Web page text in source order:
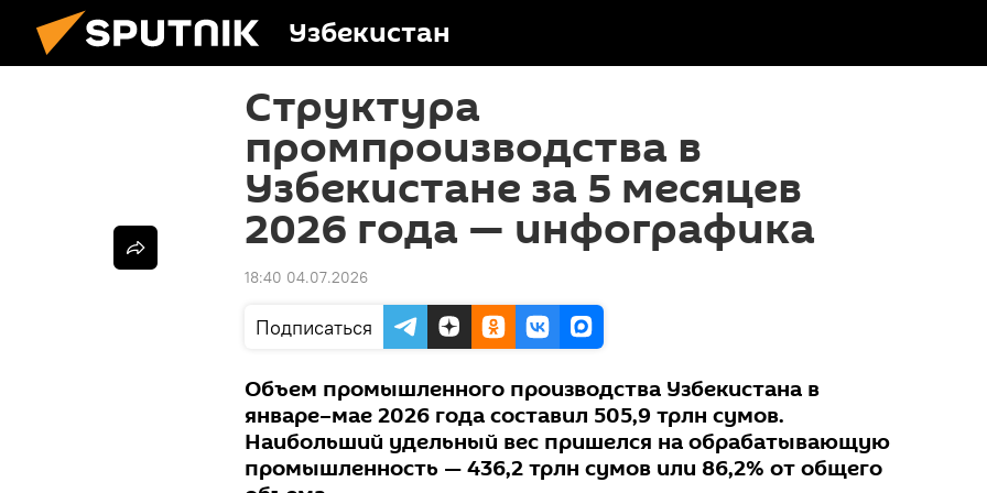
Узбекистан
Структура
промпроизводства в
Узбекистане за 5 месяцев
2026 года — инфографика
18:40 04.07.2026
Подписаться
Объем промышленного производства Узбекистана в
январе–мае 2026 года составил 505,9 трлн сумов.
Наибольший удельный вес пришелся на обрабатывающую
промышленность — 436,2 трлн сумов или 86,2% от общего